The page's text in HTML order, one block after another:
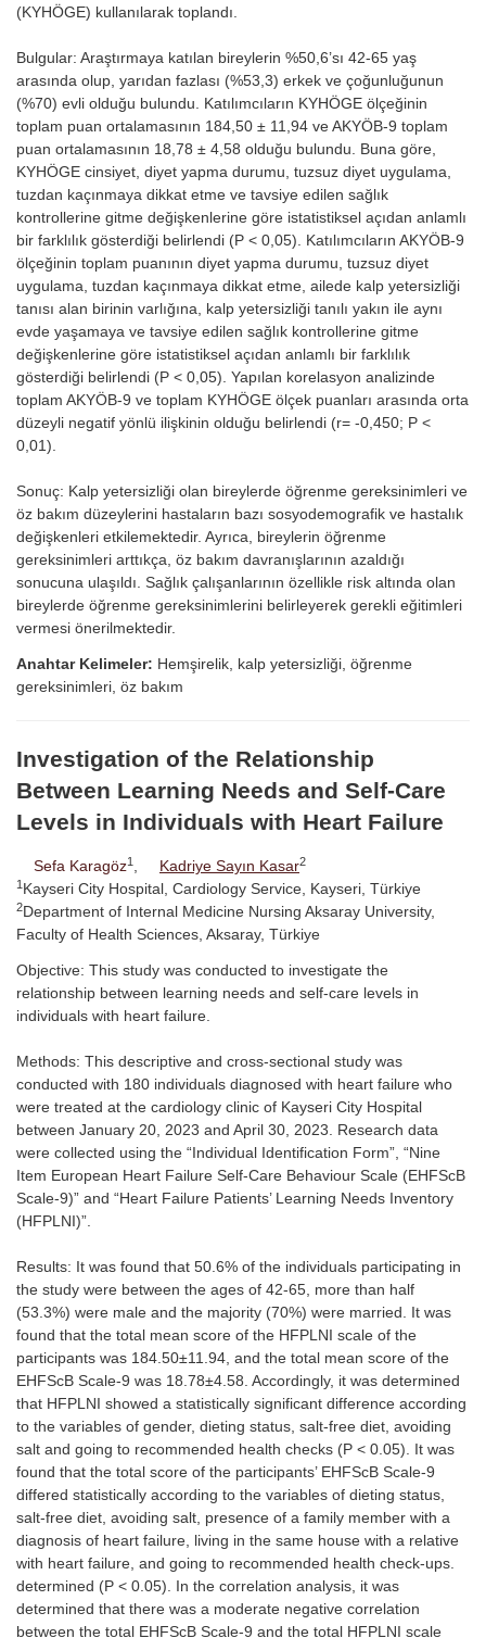
(KYHÖGE) kullanılarak toplandı.
Bulgular: Araştırmaya katılan bireylerin %50,6’sı 42-65 yaş
arasında olup, yarıdan fazlası (%53,3) erkek ve çoğunluğunun
(%70) evli olduğu bulundu. Katılımcıların KYHÖGE ölçeğinin
toplam puan ortalamasının 184,50 ± 11,94 ve AKYÖB-9 toplam
puan ortalamasının 18,78 ± 4,58 olduğu bulundu. Buna göre,
KYHÖGE cinsiyet, diyet yapma durumu, tuzsuz diyet uygulama,
tuzdan kaçınmaya dikkat etme ve tavsiye edilen sağlık
kontrollerine gitme değişkenlerine göre istatistiksel açıdan anlamlı
bir farklılık gösterdiği belirlendi (P < 0,05). Katılımcıların AKYÖB-9
ölçeğinin toplam puanının diyet yapma durumu, tuzsuz diyet
uygulama, tuzdan kaçınmaya dikkat etme, ailede kalp yetersizliği
tanısı alan birinin varlığına, kalp yetersizliği tanılı yakın ile aynı
evde yaşamaya ve tavsiye edilen sağlık kontrollerine gitme
değişkenlerine göre istatistiksel açıdan anlamlı bir farklılık
gösterdiği belirlendi (P < 0,05). Yapılan korelasyon analizinde
toplam AKYÖB-9 ve toplam KYHÖGE ölçek puanları arasında orta
düzeyli negatif yönlü ilişkinin olduğu belirlendi (r= -0,450; P <
0,01).
Sonuç: Kalp yetersizliği olan bireylerde öğrenme gereksinimleri ve
öz bakım düzeylerini hastaların bazı sosyodemografik ve hastalık
değişkenleri etkilemektedir. Ayrıca, bireylerin öğrenme
gereksinimleri arttıkça, öz bakım davranışlarının azaldığı
sonucuna ulaşıldı. Sağlık çalışanlarının özellikle risk altında olan
bireylerde öğrenme gereksinimlerini belirleyerek gerekli eğitimleri
vermesi önerilmektedir.
Anahtar Kelimeler: Hemşirelik, kalp yetersizliği, öğrenme
gereksinimleri, öz bakım
Investigation of the Relationship
Between Learning Needs and Self-Care
Levels in Individuals with Heart Failure
Sefa Karagöz1 , Kadriye Sayın Kasar2
1 Kayseri City Hospital, Cardiology Service, Kayseri, Türkiye
2Department of Internal Medicine Nursing Aksaray University,
Faculty of Health Sciences, Aksaray, Türkiye
Objective: This study was conducted to investigate the
relationship between learning needs and self-care levels in
individuals with heart failure.
Methods: This descriptive and cross-sectional study was
conducted with 180 individuals diagnosed with heart failure who
were treated at the cardiology clinic of Kayseri City Hospital
between January 20, 2023 and April 30, 2023. Research data
were collected using the “Individual Identification Form”, “Nine
Item European Heart Failure Self-Care Behaviour Scale (EHFScB
Scale-9)” and “Heart Failure Patients’ Learning Needs Inventory
(HFPLNI)”.
Results: It was found that 50.6% of the individuals participating in
the study were between the ages of 42-65, more than half
(53.3%) were male and the majority (70%) were married. It was
found that the total mean score of the HFPLNI scale of the
participants was 184.50±11.94, and the total mean score of the
EHFScB Scale-9 was 18.78±4.58. Accordingly, it was determined
that HFPLNI showed a statistically significant difference according
to the variables of gender, dieting status, salt-free diet, avoiding
salt and going to recommended health checks (P < 0.05). It was
found that the total score of the participants’ EHFScB Scale-9
differed statistically according to the variables of dieting status,
salt-free diet, avoiding salt, presence of a family member with a
diagnosis of heart failure, living in the same house with a relative
with heart failure, and going to recommended health check-ups.
determined (P < 0.05). In the correlation analysis, it was
determined that there was a moderate negative correlation
between the total EHFScB Scale-9 and the total HFPLNI scale